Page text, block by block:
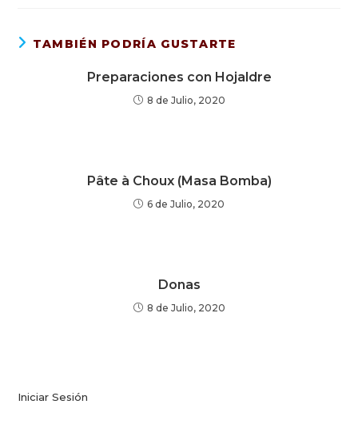
TAMBIÉN PODRÍA GUSTARTE
Preparaciones con Hojaldre
8 de Julio, 2020
Pâte à Choux (Masa Bomba)
6 de Julio, 2020
Donas
8 de Julio, 2020
Iniciar Sesión